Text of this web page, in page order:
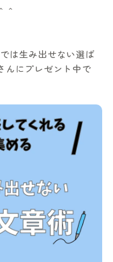
＾
は生み出せない選ば
んにプレゼント中で